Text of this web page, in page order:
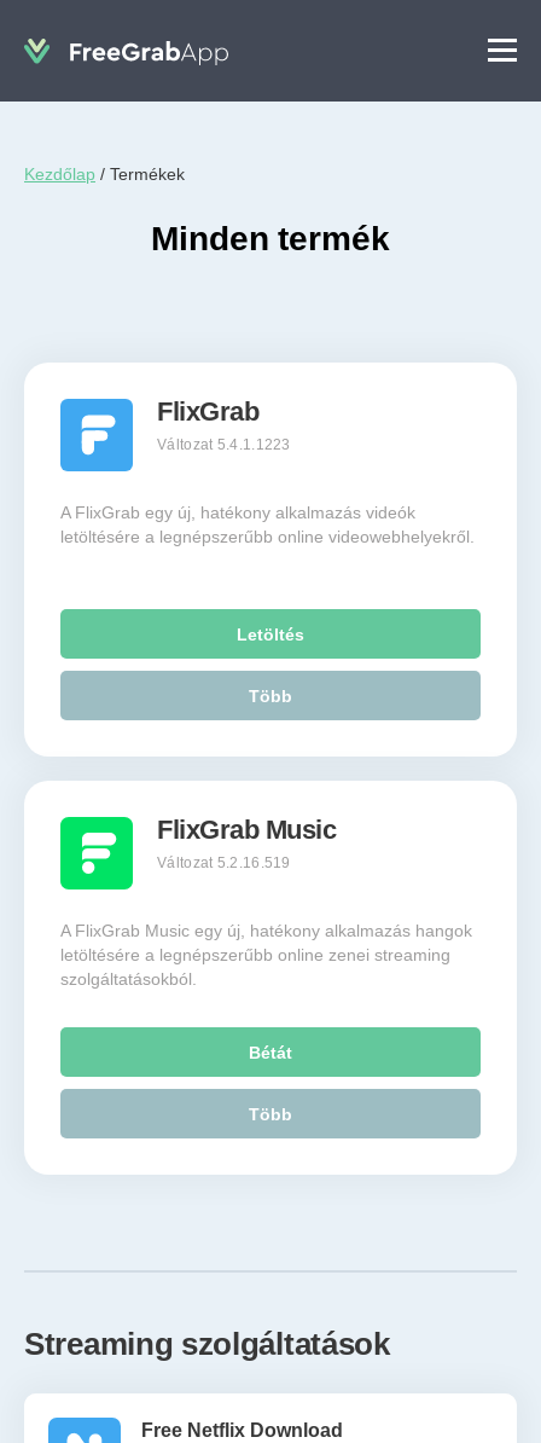
Kezdőlap / Termékek
Minden termék
FlixGrab
Változat 5.4.1.1223
A FlixGrab egy új, hatékony alkalmazás videók
letöltésére a legnépszerűbb online videowebhelyekről.
Letöltés
Több
FlixGrab Music
Változat 5.2.16.519
A FlixGrab Music egy új, hatékony alkalmazás hangok
letöltésére a legnépszerűbb online zenei streaming
szolgáltatásokból.
Bétát
Több
Streaming szolgáltatások
Free Netflix Download